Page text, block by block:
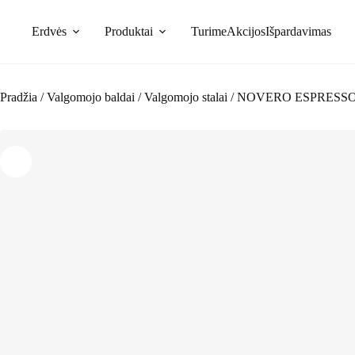
contentErdvės Produktai TurimeAkcijosIšpardavimas
Pradžia / Valgomojo baldai / Valgomojo stalai / NOVERO